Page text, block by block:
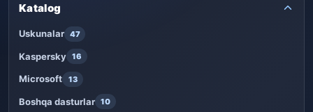
Katalog
Uskunalar 47
Kaspersky 16
Microsoft 13
Boshqa dasturlar 10